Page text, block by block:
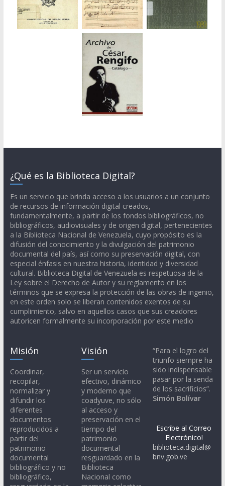
¿Qué es la Biblioteca Digital?
Es un servicio que brinda acceso a los usuarios a un conjunto
de recursos de información digital creados,
fundamentalmente, a partir de los fondos bibliográficos, no
bibliográficos, audiovisuales y de origen digital, pertenecientes
a la Biblioteca Nacional de Venezuela, cuyo propósito es la
difusión del conocimiento y la divulgación del patrimonio
documental del país, así como su preservación digital, con
especial énfasis en nuestra historia, identidad y diversidad
cultural. Biblioteca Digital de Venezuela es respetuosa de la
Ley sobre el Derecho de Autor y su reglamento en los
términos que se expresa la protección de las obras de ingenio,
en este orden solo se liberan contenidos exentos de su
cumplimiento, salvo en aquellos casos que sus creadores
autoricen formalmente su incorporación por este medio
Misión
Coordinar,
recopilar,
normalizar y
difundir los
diferentes
documentos
reproducidos a
partir del
patrimonio
documental
bibliográfico y no
bibliográfico,
Visión
Ser un servicio
efectivo, dinámico
y moderno que
coadyuve, no sólo
al acceso y
preservación en el
tiempo del
patrimonio
documental
resguardado en la
Biblioteca
Nacional como
“Para el logro del
triunfo siempre ha
sido indispensable
pasar por la senda
de los sacrificios”.
Simón Bolívar
Escribe al Correo
Electrónico!
biblioteca.digital@
bnv.gob.ve